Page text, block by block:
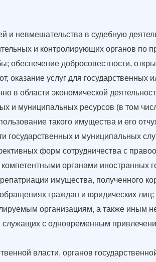
и невмешательства в судебную
и контролирующих органов по
добросовестности,
оказание услуг для государственных
в области экономической
и муниципальных ресурсов (в том
такого имущества и его
и муниципальных
форм сотрудничества с
органами иностранных
имущества, полученного
граждан и юридических лиц;
организациям, а также иным
с одновременным
власти, органов